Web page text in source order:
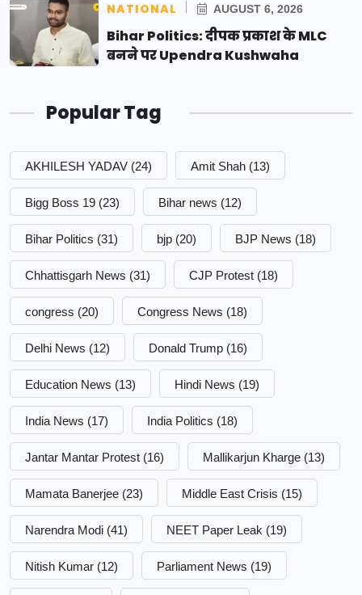
NATIONAL AUGUST 6, 2026
Bihar Politics: दीपक प्रकाश के MLC
बनने पर Upendra Kushwaha
Popular Tag
AKHILESH YADAV (24) Amit Shah (13)
Bigg Boss 19 (23) Bihar news (12)
Bihar Politics (31) bjp (20) BJP News (18)
Chhattisgarh News (31) CJP Protest (18)
congress (20) Congress News (18)
Delhi News (12) Donald Trump (16)
Education News (13) Hindi News (19)
India News (17) India Politics (18)
Jantar Mantar Protest (16) Mallikarjun Kharge (13)
Mamata Banerjee (23) Middle East Crisis (15)
Narendra Modi (41) NEET Paper Leak (19)
Nitish Kumar (12) Parliament News (19)